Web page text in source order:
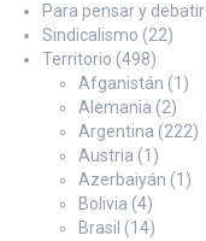
Para pensar y debatir
Sindicalismo (22)
Territorio (498)
Afganistán (1)
Alemania (2)
Argentina (222)
Austria (1)
Azerbaiyán (1)
Bolivia (4)
Brasil (14)